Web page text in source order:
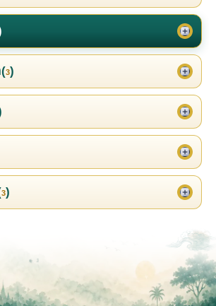
3)
3)